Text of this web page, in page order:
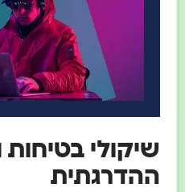
שיקולי בטיחות
ההדרגתית